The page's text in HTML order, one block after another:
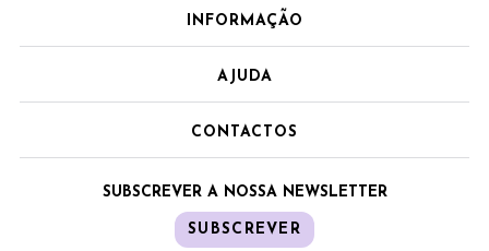
INFORMAÇÃO
AJUDA
CONTACTOS
SUBSCREVER A NOSSA NEWSLETTER
SUBSCREVER